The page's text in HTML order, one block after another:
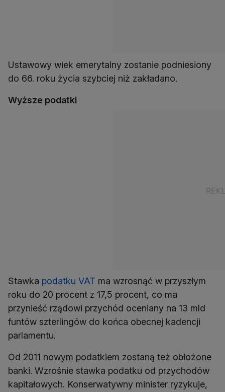
Ustawowy wiek emerytalny zostanie podniesiony
do 66. roku życia szybciej niż zakładano.
Wyższe podatki
Stawka podatku VAT ma wzrosnąć w przyszłym
roku do 20 procent z 17,5 procent, co ma
przynieść rządowi przychód oceniany na 13 mld
funtów szterlingów do końca obecnej kadencji
parlamentu.
Od 2011 nowym podatkiem zostaną też obłożone
banki. Wzrośnie stawka podatku od przychodów
kapitałowych. Konserwatywny minister ryzykuje,